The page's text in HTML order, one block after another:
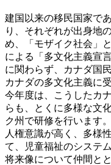
建国以来の移民国家で
り、それぞれが出身地
め、「モザイク社会」
による「多文化主義宣
に関わらず、カナダ国
カナダの多文化主義に
今年度は、こうしたカ
らも、とくに多様な文
ク州で研修を行います。
人権意識が高く、多様
て、児童福祉のシステ
将来像について仲間と